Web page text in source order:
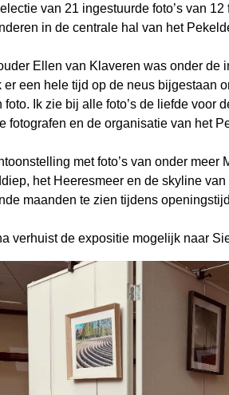
van 21 ingestuurde foto’s van
in de centrale hal van het
Ellen van Klaveren was onder de
er een hele tijd op de neus bijgestaan
foto. Ik zie bij alle foto’s de liefde voor
fotografen en de organisatie van het
met foto’s van onder meer
het Heeresmeer en de skyline
maanden te zien tijdens
verhuist de expositie mogelijk naar